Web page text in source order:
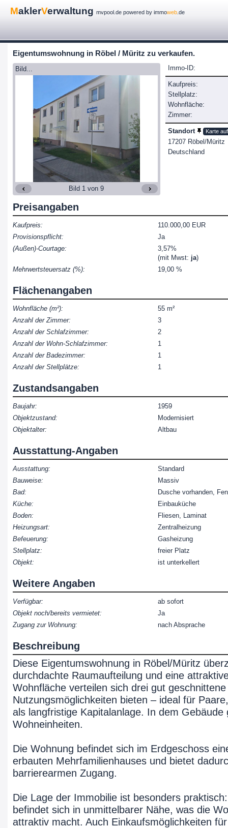
MaklerVerwaltung mvpool.de powered by immoweb .de
Eigentumswohnung in Röbel / Müritz zu verkaufen.
Bild...
Bild 1 von 9
Immo-ID:
Kaufpreis:
Stellplatz:
Wohnfläche:
Zimmer:
Standort Karte
17207 Röbel/Müritz
Deutschland
Preisangaben
Kaufpreis:
110.000,00 EUR
Provisionspflicht:
Ja
(Außen)-Courtage:
3,57%
(mit Mwst: ja)
Mehrwertsteuersatz (%):
19,00 %
Flächenangaben
Wohnfläche (m²):
55 m²
Anzahl der Zimmer:
3
Anzahl der Schlafzimmer:
2
Anzahl der Wohn-Schlafzimmer:
1
Anzahl der Badezimmer:
1
Anzahl der Stellplätze:
1
Zustandsangaben
Baujahr:
1959
Objektzustand:
Modernisiert
Objektalter:
Altbau
Ausstattung-Angaben
Ausstattung:
Standard
Bauweise:
Massiv
Bad:
Dusche vorhanden,
Küche:
Einbauküche
Boden:
Fliesen, Laminat
Heizungsart:
Zentralheizung
Befeuerung:
Gasheizung
Stellplatz:
freier Platz
Objekt:
ist unterkellert
Weitere Angaben
Verfügbar:
ab sofort
Objekt noch/bereits vermietet:
Ja
Zugang zur Wohnung:
nach Absprache
Beschreibung
Diese Eigentumswohnung in Röbel/Müritz
durchdachte Raumaufteilung und eine
Wohnfläche verteilen sich drei gut
Nutzungsmöglichkeiten bieten – ideal für
als langfristige Kapitalanlage. In dem Gebäude
Wohneinheiten.
Die Wohnung befindet sich im Erdgeschoss
erbauten Mehrfamilienhauses und bietet
barrierearmen Zugang.
Die Lage der Immobilie ist besonders
befindet sich in unmittelbarer Nähe, was die
attraktiv macht. Auch Einkaufsmöglichkeiten